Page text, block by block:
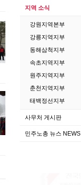
지역 소식
강원지역본부
강릉지역지부
동해삼척지부
속초지역지부
원주지역지부
춘천지역지부
태백정선지부
사무처 게시판
민주노총 뉴스 NEWS